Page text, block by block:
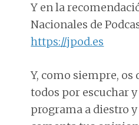
Y en la
Nacionales de
https://jpod.es
Y, como siempre, os
todos por escuchar
programa a diestro